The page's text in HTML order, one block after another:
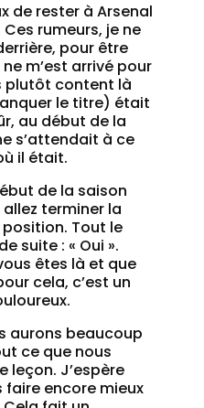
de rester à Arsenal
rumeurs, je ne
pour être
m’est arrivé pour
plutôt content là
le titre) était
au début de la
s’attendait à ce
il était.
de la saison
terminer la
position. Tout le
suite : « Oui ».
êtes là et que
cela, c’est un
aurons beaucoup
ce que nous
leçon. J’espère
faire encore mieux